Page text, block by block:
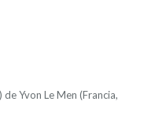
Yvon Le Men (Francia,